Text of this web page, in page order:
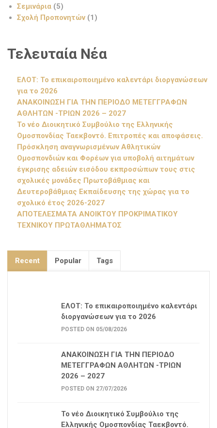
Σεμινάρια (5)
Σχολή Προπονητών (1)
Τελευταία Νέα
ΕΛΟΤ: Το επικαιροποιημένο καλεντάρι διοργανώσεων
για το 2026
ΑΝΑΚΟΙΝΩΣΗ ΓΙΑ ΤΗΝ ΠΕΡΙΟΔΟ ΜΕΤΕΓΓΡΑΦΩΝ
ΑΘΛΗΤΩΝ -ΤΡΙΩΝ 2026 – 2027
Το νέο Διοικητικό Συμβούλιο της Ελληνικής
Ομοσπονδίας Ταεκβοντό. Επιτροπές και αποφάσεις.
Πρόσκληση αναγνωρισμένων Αθλητικών
Ομοσπονδιών και Φορέων για υποβολή αιτημάτων
έγκρισης αδειών εισόδου εκπροσώπων τους στις
σχολικές μονάδες Πρωτοβάθμιας και
Δευτεροβάθμιας Εκπαίδευσης της χώρας για το
σχολικό έτος 2026-2027
ΑΠΟΤΕΛΕΣΜΑΤΑ ΑΝΟΙΚΤΟΥ ΠΡΟΚΡΙΜΑΤΙΚΟΥ
ΤΕΧΝΙΚΟΥ ΠΡΩΤΑΘΛΗΜΑΤΟΣ
Recent Popular Tags
ΕΛΟΤ: Το επικαιροποιημένο καλεντάρι
διοργανώσεων για το 2026
POSTED ON 05/08/2026
ΑΝΑΚΟΙΝΩΣΗ ΓΙΑ ΤΗΝ ΠΕΡΙΟΔΟ
ΜΕΤΕΓΓΡΑΦΩΝ ΑΘΛΗΤΩΝ -ΤΡΙΩΝ
2026 – 2027
POSTED ON 27/07/2026
Το νέο Διοικητικό Συμβούλιο της
Ελληνικής Ομοσπονδίας Ταεκβοντό.